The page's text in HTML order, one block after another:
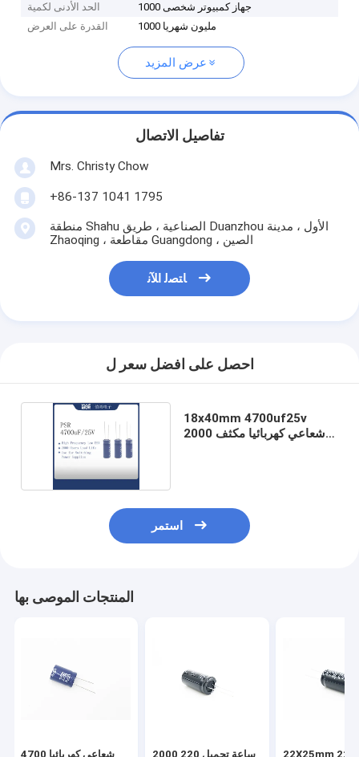
الحد الأدنى لكمية
1000 جهاز كمبيوتر شخصى
القدرة على العرض
1000 مليون شهريا
عرض المزيد
تفاصيل الاتصال
Mrs. Christy Chow
+86-137 1041 1795
منطقة Shahu الصناعية ، طريق Duanzhou الأول ، مدينة
Zhaoqing ، مقاطعة Guangdong ، الصين
ﺎﺘﺼﻟ ﺍﻶﻧ
احصل على افضل سعر ل
18x40mm 4700uf25v
شعاعي كهربائيا مكثف 2000
استمر
المنتجات الموصى بها
شعاعي كهربائيا 4700 2000 ساعة تحميل 220 22X25mm 220 فائق